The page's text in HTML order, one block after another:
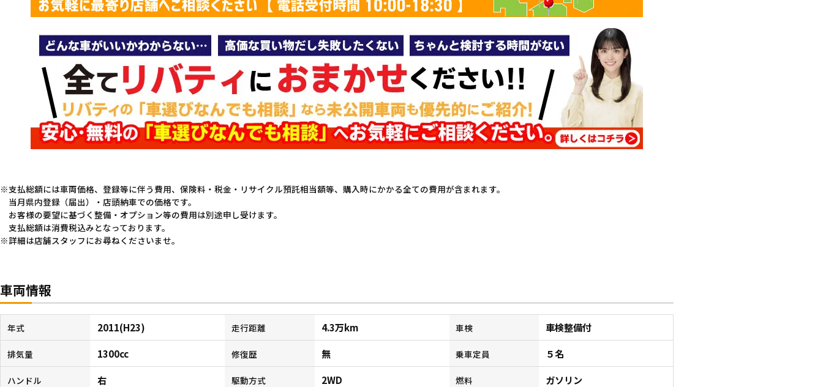
支払総額には車両価格、登録等に伴う費用、保険料・税金・リサイクル預託相当額等、購入時にかかる全ての費用が含まれます。
当月県内登録（届出）・店頭納車での価格です。
お客様の要望に基づく整備・オプション等の費用は別途申し受けます。
支払総額は消費税込みとなっております。
詳細は店舗スタッフにお尋ねくださいませ。
車両情報
年式 2011(H23) 走行距離 4.3万km 車検 車検整備付
排気量 1300cc 修復歴 無 乗車定員 ５名
ハンドル 右 駆動方式 2WD 燃料 ガソリン